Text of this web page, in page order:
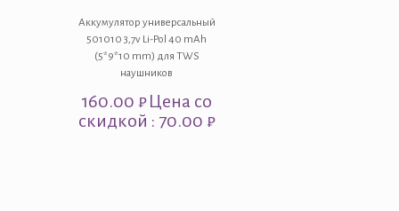
Аккумулятор универсальный
501010 3,7v Li-Pol 40 mAh
(5*9*10 mm) для TWS
наушников
160.00₽Цена со
скидкой : 70.00 ₽